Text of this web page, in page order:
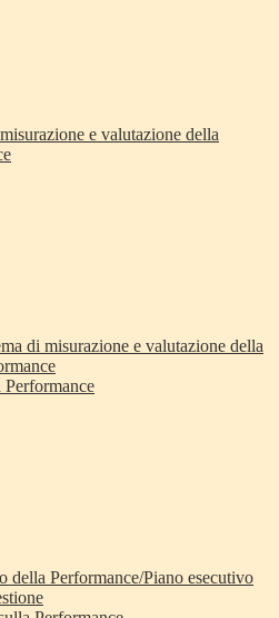
e valutazione della
di misurazione e valutazione della
Performance
della Performance/Piano esecutivo